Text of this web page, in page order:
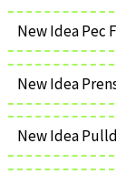
New Idea Pec
New Idea
New Idea